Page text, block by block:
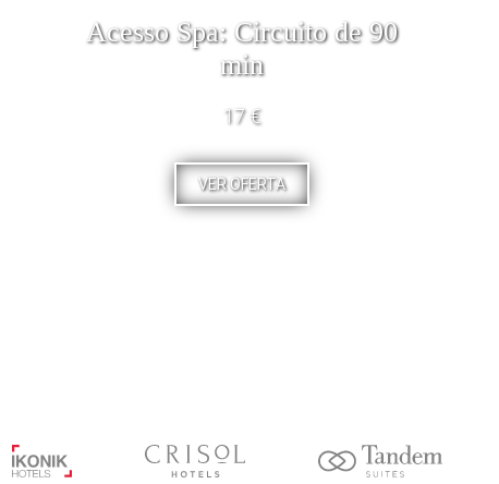
Acesso Spa: Circuito de 90
min
17 €
VER OFERTA